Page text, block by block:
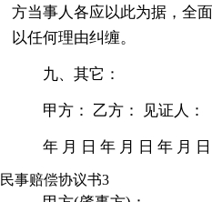
方当事人各应以此为据，全
以任何理由纠缠。
九、其它：
甲方： 乙方： 见证人：
年 月 日 年 月 日 年 月 日
民事赔偿协议书3